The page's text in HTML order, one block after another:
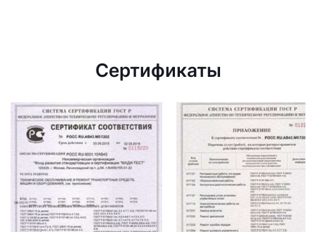
Сертификаты